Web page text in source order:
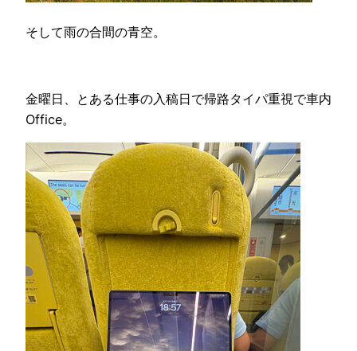
そして雨の合間の青空。
金曜日、とある仕事の入稿日で帰路タイパ重視で車内
Office。